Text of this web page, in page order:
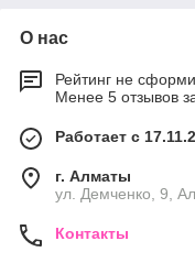
О нас
Рейтинг не
Менее 5 отзывов
Работает с
г. Алматы
ул. Демченко, 9,
Контакты